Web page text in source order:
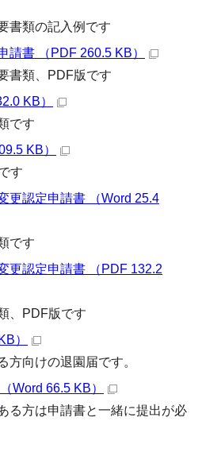
書類の記入例です
請書 （PDF 260.5 KB）
書類、PDF版です
KB）
です
KB）
す
更認定申請書 （Word 25.4
です
更認定申請書 （PDF 132.2
、PDF版です
）
方向けの退園届です。
Word 66.5 KB）
る方は申請書と一緒に提出が必